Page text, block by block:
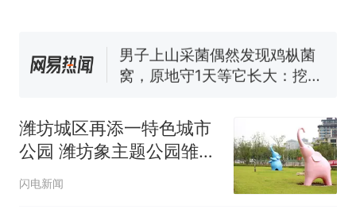
协会回应
男子上山采菌偶然发现鸡枞菌
窝，原地守1天等它长大：挖了
回大海 目击者直呼震惊 （视频
来源：参考消息）
笔试第一被第二名传话劝弃考
官方通报
那个在床头放菜刀的女孩，
潍坊城区再添一特色城市
公园 潍坊象主题公园雏形
初现
闪电新闻